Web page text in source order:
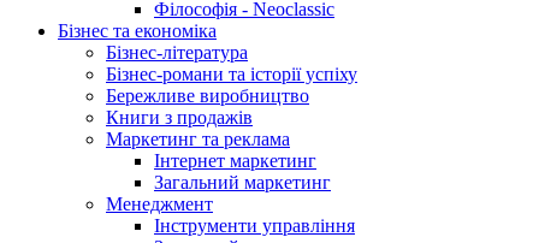
Філософія - Neoclassic
Бізнес та економіка
Бізнес-література
Бізнес-романи та історії успіху
Бережливе виробництво
Книги з продажів
Маркетинг та реклама
Інтернет маркетинг
Загальний маркетинг
Менеджмент
Інструменти управління